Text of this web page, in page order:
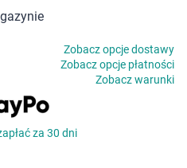
Zobacz opcje dostawy
Zobacz opcje płatności
Zobacz warunki
za 30 dni